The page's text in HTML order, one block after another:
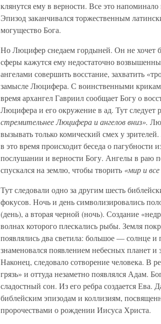
клянутся ему в верности. Все это
Эпизод заканчивался торжественным
могущество Бога.
Но Люцифер снедаем гордыней. Он не хочет
сферы кажутся ему недостаточно
ангелами совершить восстание, захватить
замысле Люцифера. С воинственными
время архангел Гавриил сообщает Богу о
Люцифера и его окружение в ад. Тут следует
стремительнее Люцифера и ангелов вниз».
вызывать только комический смех у
в это время происходит беседа о пагубности
послушании и верности Богу. Ангелы в раю
спускался на землю, чтобы творить «мир и
Тут следовали одно за другим шесть
фокусов. Ночь и день символизировались
(день), а вторая черной (ночь). Создание
волнах которого плескались рыбы. Земля
появлялись два светила: большое — солнце
знаменовался появлением небесных планет
Наконец, следовало сотворение человека. В
грязь» и оттуда незаметно появлялся Адам.
сладостный сон. Из его ребра создается Ева.
библейским эпизодам и коллизиям,
пророчествами о рождении Иисуса Христа.